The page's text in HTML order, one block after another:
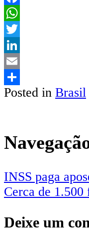
Facebook
WhatsApp
Twitter
LinkedIn
Email
Share
Posted in Brasil
INSS paga
Cerca de 1.500
Deixe um